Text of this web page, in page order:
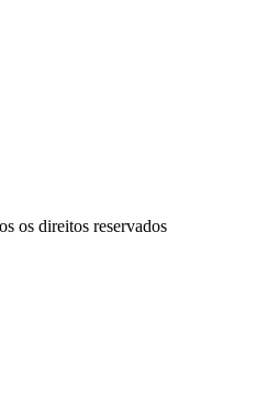
os direitos reservados